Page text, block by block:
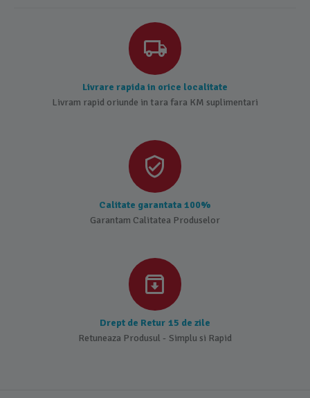
Livrare rapida in orice localitate
Livram rapid oriunde in tara fara KM suplimentari
Calitate garantata 100%
Garantam Calitatea Produselor
Drept de Retur 15 de zile
Retuneaza Produsul - Simplu si Rapid